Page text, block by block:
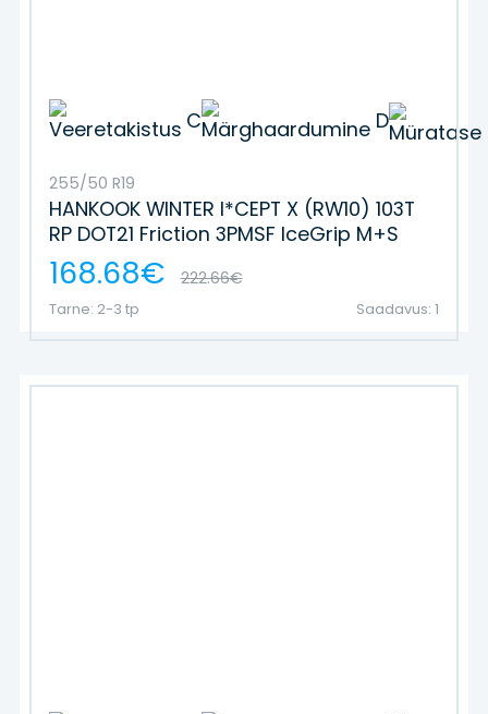
C D
255/50 R19
HANKOOK WINTER I*CEPT X (RW10) 103T
RP DOT21 Friction 3PMSF IceGrip M+S
168.68€ 222.66€
Tarne: 2-3 tp Saadavus: 1